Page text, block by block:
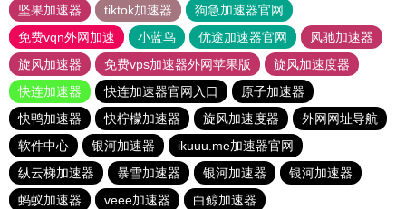
坚果加速器
tiktok加速器
狗急加速器官网
免费vqn外网加速
小蓝鸟 优途加速器官网
风驰加速器
旋风加速器
免费vps加速器外网苹果版
旋风加速度器
快连加速器
快连加速器官网入口
原子加速器
快鸭加速器
快柠檬加速器 旋风加速度器
外网网址导航
软件中心
银河加速器
ikuuu.me加速器官网
纵云梯加速器
暴雪加速器 银河加速器
银河加速器
蚂蚁加速器
veee加速器
白鲸加速器